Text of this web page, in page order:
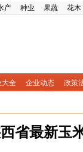
产 种业 果蔬 花木
大全 企业动态 政策
省最新玉